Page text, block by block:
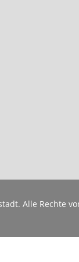
Alle Rechte